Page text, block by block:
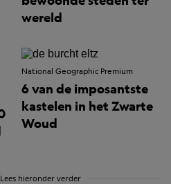
wereld
National Geographic Premium
6 van de imposantste
kastelen in het Zwarte
Woud
hieronder verder